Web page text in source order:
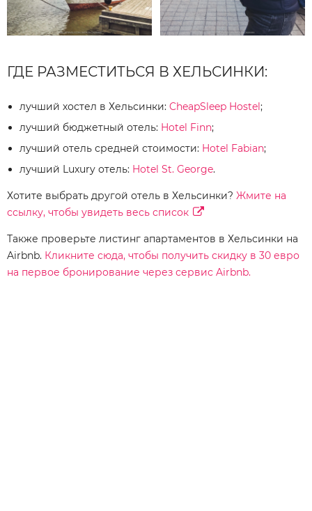
ГДЕ РАЗМЕСТИТЬСЯ В ХЕЛЬСИНКИ:
лучший хостел в Хельсинки: CheapSleep Hostel ;
лучший бюджетный отель: Hotel Finn;
лучший отель средней стоимости: Hotel Fabian;
лучший Luxury отель: Hotel St. George.
Хотите выбрать другой отель в Хельсинки? Жмите на
ссылку, чтобы увидеть весь список
Также проверьте листинг апартаментов в Хельсинки на
Airbnb. Кликните сюда, чтобы получить скидку в 30 евро
на первое бронирование через сервис Airbnb.